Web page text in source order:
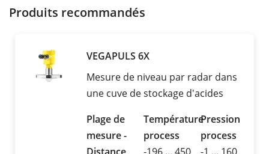
Produits recommandés
VEGAPULS 6X
Mesure de niveau par radar dans
une cuve de stockage d'acides
Plage de
mesure -
Température
process
Pression
process